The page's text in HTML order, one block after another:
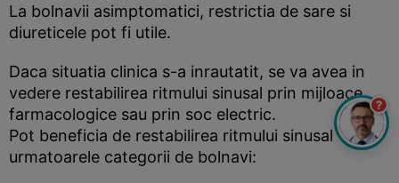
La bolnavii asimptomatici, restrictia de sare si
diureticele pot fi utile.
Daca situatia clinica s-a inrautatit, se va avea in
vedere restabilirea ritmului sinusal prin mijloace
farmacologice sau prin soc electric.
Pot beneficia de restabilirea ritmului sinusal
urmatoarele categorii de bolnavi:
?